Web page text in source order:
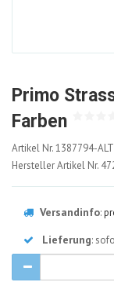
Primo
Farben
1387794-
ALT
Artikel Nr.1387794-ALT
Hersteller Artikel Nr.
Versandinfo:
Lieferung: